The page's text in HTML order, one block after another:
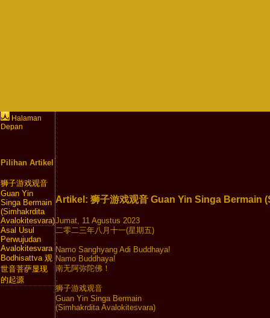
Halaman
Depan
Pilihan Artikel
狮子游戏观音
Guan Yin
Singa Bermain
(Simhakrdita
Avalokitesvara)
Asal Usul
Perwujudan
Avalokitesvara
Bodhisattva 观
世音菩萨显现
的起源
Artikel: 狮子游戏观音 Guan Yin Singa Bermain
Jumat, 11 Agustus 2023
二零二三年八月十一(星期五)
Namo Sanghyang Adi Buddhaya!
Namo Buddhaya!
南无阿弥陀佛！
狮子游戏观音
Guan Yin Singa Bermain
(Simhakrdita Avalokitesvara)